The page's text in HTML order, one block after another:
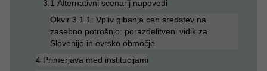
3.1 Alternativni scenarij napovedi
Okvir 3.1.1: Vpliv gibanja cen sredstev na
zasebno potrošnjo: porazdelitveni vidik za
Slovenijo in evrsko območje
4 Primerjava med institucijami